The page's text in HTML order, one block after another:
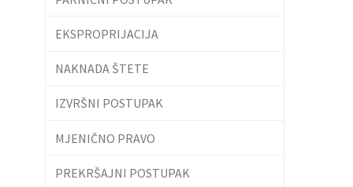
EKSPROPRIJACIJA
NAKNADA ŠTETE
IZVRŠNI POSTUPAK
MJENIČNO PRAVO
PREKRŠAJNI POSTUPAK